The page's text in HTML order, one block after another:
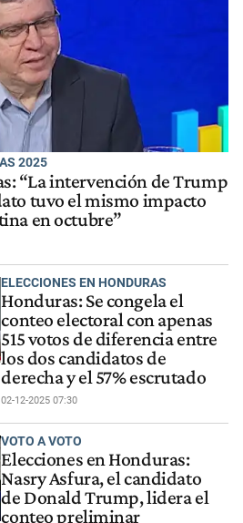
2025
“La intervención de Trump
tuvo el mismo impacto
en octubre”
ELECCIONES EN HONDURAS
Honduras: Se congela el
conteo electoral con apenas
515 votos de diferencia entre
los dos candidatos de
derecha y el 57% escrutado
02-12-2025 07:30
VOTO A VOTO
Elecciones en Honduras:
Nasry Asfura, el candidato
de Donald Trump, lidera el
conteo preliminar